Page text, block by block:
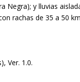
Negra); y lluvias
rachas de 35 a 50
Ver. 1.0.